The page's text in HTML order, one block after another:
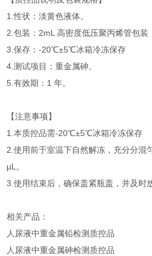
1.性状：淡黄色液体。
2.包装：2mL 高密度低压聚丙烯管包装
3.保存：-20℃±5℃冰箱冷冻保存
4.测试项目：重金属砷。
5.有效期：1 年。
【注意事项】
1.本质控品需-20℃±5℃冰箱冷冻保存
2.使用前于室温下自然解冻，充分分混
μL。
3.使用结束后，确保盖紧瓶盖，并及时
相关产品：
人尿液中重金属铅检测质控品
人尿液中重金属砷检测质控品